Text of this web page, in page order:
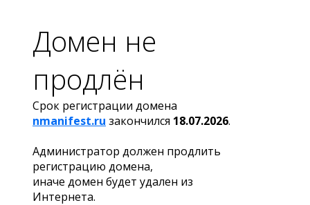
Домен не
продлён
Срок регистрации домена
nmanifest.ru закончился 18.07.2026.
Администратор должен продлить
регистрацию домена,
иначе домен будет удален из
Интернета.